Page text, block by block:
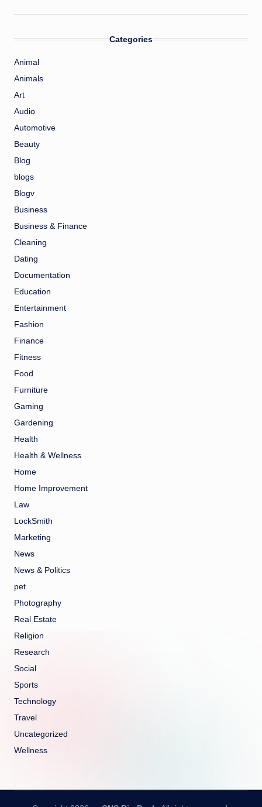
Categories
Animal
Animals
Art
Audio
Automotive
Beauty
Blog
blogs
Blogv
Business
Business & Finance
Cleaning
Dating
Documentation
Education
Entertainment
Fashion
Finance
Fitness
Food
Furniture
Gaming
Gardening
Health
Health & Wellness
Home
Home Improvement
Law
LockSmith
Marketing
News
News & Politics
pet
Photography
Real Estate
Religion
Research
Social
Sports
Technology
Travel
Uncategorized
Wellness